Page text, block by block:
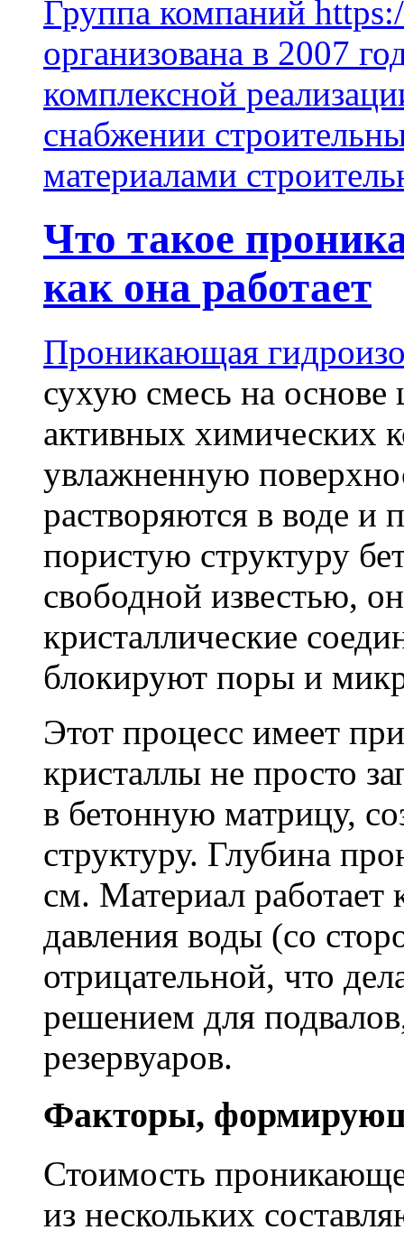
Группа компаний
организована в 2007
комплексной
снабжении
материалами
Что такое
как она работает
Проникающая
сухую смесь на основе
активных химических
увлажненную
растворяются в воде и
пористую структуру
свободной известью,
кристаллические
блокируют поры и
Этот процесс имеет
кристаллы не просто
в бетонную матрицу,
структуру. Глубина
см. Материал работает
давления воды (со
отрицательной, что
решением для
резервуаров.
Факторы,
Стоимость
из нескольких